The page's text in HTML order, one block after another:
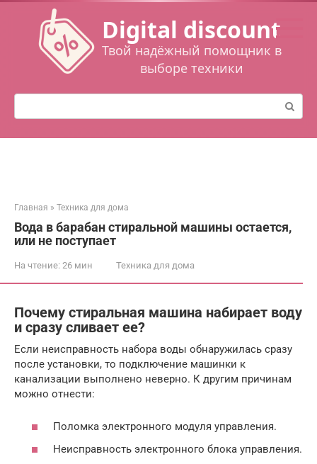
Перейти
контенту
Digital discount
Твой надёжный помощник в
выборе техники
Поиск:
Главная » Техника для дома
Вода в барабан стиральной машины остается,
или не поступает
На чтение: 26 мин Техника для дома
Почему стиральная машина набирает воду
и сразу сливает ее?
Если неисправность набора воды обнаружилась сразу
после установки, то подключение машинки к
канализации выполнено неверно. К другим причинам
можно отнести:
Поломка электронного модуля управления.
Неисправность электронного блока управления.